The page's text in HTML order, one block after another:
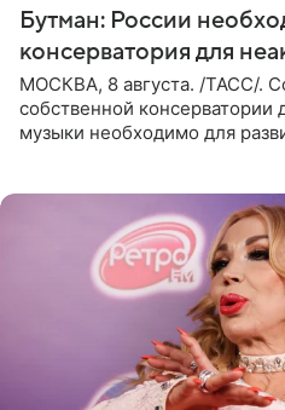
Бутман: России
консерватория для
МОСКВА, 8 августа. /ТАСС/.
собственной консерватории
музыки необходимо для